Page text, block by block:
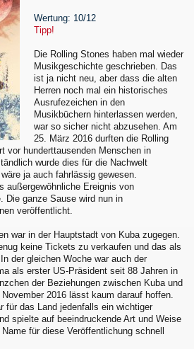
Wertung: 10/12
Tipp!
Die Rolling Stones haben mal wieder
Musikgeschichte geschrieben. Das
ist ja nicht neu, aber dass die alten
Herren noch mal ein historisches
Ausrufezeichen in den
Musikbüchern hinterlassen werden,
war so sicher nicht abzusehen. Am
25. März 2016 durften die Rolling
vor hunderttausenden Menschen in
wurde dies für die Nachwelt
ja auch fahrlässig gewesen.
außergewöhnliche Ereignis von
Die ganze Sause wird nun in
veröffentlicht.
war in der Hauptstadt von Kuba zugegen.
keine Tickets zu verkaufen und das als
der gleichen Woche war auch der
als erster US-Präsident seit 88 Jahren in
der Beziehungen zwischen Kuba und
2016 lässt kaum darauf hoffen.
für das Land jedenfalls ein wichtiger
spielte auf beeindruckende Art und Weise
für diese Veröffentlichung schnell